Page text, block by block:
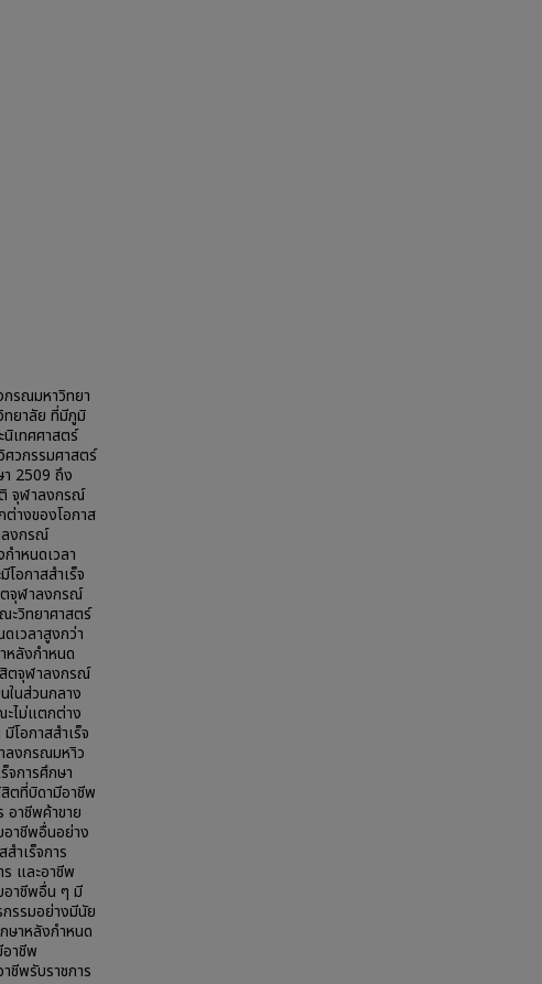
กรณมหาวิทยา
ทยาลัย ที่มีภูมิ
เทศศาสตร์
วกรรมศาสตร์
2509 ถึง
จุฬาลงกรณ์
ต่างของโอกาส
ลงกรณ์
ำหนดเวลา
อกาสสำเร็จ
ตจุฬาลงกรณ์
ะวิทยาศาสตร์
เวลาสูงกว่า
หลังกำหนด
ตจุฬาลงกรณ์
ในส่วนกลาง
ะไม่แตกต่าง
อกาสสำเร็จ
ลงกรณมหาิว
จการศึกษา
ตที่บิดามีอาชีพ
อาชีพค้าขาย
าชีพอื่นอย่าง
ำเร็จการ
และอาชีพ
อาชีพอื่น ๆ มี
รรมอย่างมีนัย
ษาหลังกำหนด
าชีพ
ชีพรับราชการ